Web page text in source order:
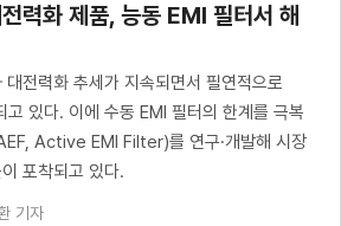
화 제품, 능동 EMI 필터서 해
전력화 추세가 지속되면서 필연적으로
고 있다. 이에 수동 EMI 필터의 한계를 극복
Active EMI Filter)를 연구·개발해 시장
포착되고 있다.
기자